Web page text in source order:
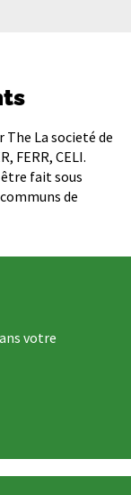
La societé de
FERR, CELI.
fait sous
de
votre